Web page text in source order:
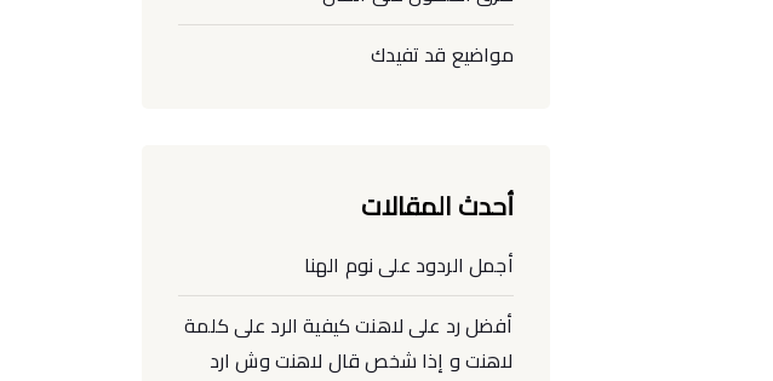
مواضيع قد تفيدك
أحدث المقالات
أجمل الردود على نوم الهنا
أفضل رد على لاهنت كيفية الرد على كلمة
لاهنت و إذا شخص قال لاهنت وش ارد